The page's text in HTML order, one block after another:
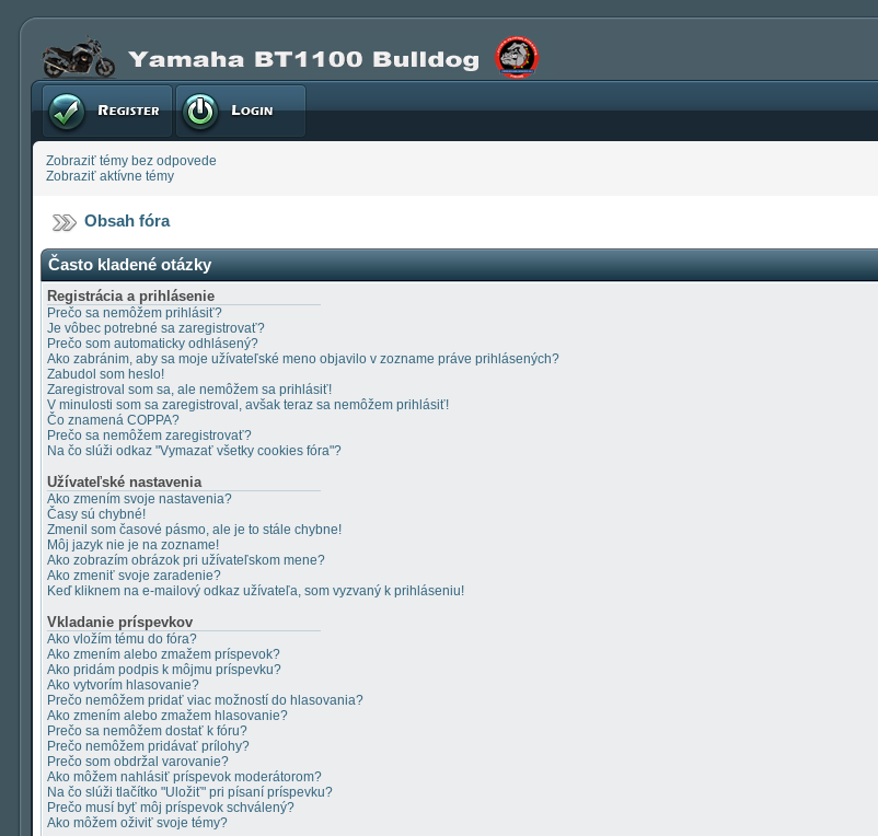
Registrovať Prihlásenie
Zobraziť témy bez odpovede
Zobraziť aktívne témy
Obsah fóra
Často kladené otázky
Registrácia a prihlásenie
Prečo sa nemôžem prihlásiť?
Je vôbec potrebné sa zaregistrovať?
Prečo som automaticky odhlásený?
Ako zabránim, aby sa moje užívateľské meno objavilo v zozname práve prihlásených?
Zabudol som heslo!
Zaregistroval som sa, ale nemôžem sa prihlásiť!
V minulosti som sa zaregistroval, avšak teraz sa nemôžem prihlásiť!
Čo znamená COPPA?
Prečo sa nemôžem zaregistrovať?
Na čo slúži odkaz "Vymazať všetky cookies fóra"?
Užívateľské nastavenia
Ako zmením svoje nastavenia?
Časy sú chybné!
Zmenil som časové pásmo, ale je to stále chybne!
Môj jazyk nie je na zozname!
Ako zobrazím obrázok pri užívateľskom mene?
Ako zmeniť svoje zaradenie?
Keď kliknem na e-mailový odkaz užívateľa, som vyzvaný k prihláseniu!
Vkladanie príspevkov
Ako vložím tému do fóra?
Ako zmením alebo zmažem príspevok?
Ako pridám podpis k môjmu príspevku?
Ako vytvorím hlasovanie?
Prečo nemôžem pridať viac možností do hlasovania?
Ako zmením alebo zmažem hlasovanie?
Prečo sa nemôžem dostať k fóru?
Prečo nemôžem pridávať prílohy?
Prečo som obdržal varovanie?
Ako môžem nahlásiť príspevok moderátorom?
Na čo slúži tlačítko "Uložiť" pri písaní príspevku?
Prečo musí byť môj príspevok schválený?
Ako môžem oživiť svoje témy?